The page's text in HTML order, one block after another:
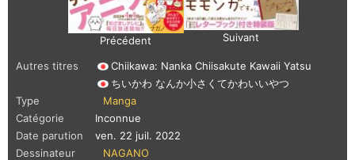
Précédent Suivant
Autres titres
Chiikawa: Nanka Chiisakute Kawaii Yatsu
ちいかわ なんか小さくてかわいいやつ
Type
Manga
Catégorie
Inconnue
Date parution
ven. 22 juil. 2022
Dessinateur
NAGANO